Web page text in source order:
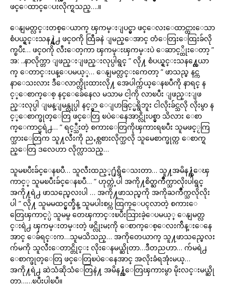
ဖင္ေထာင္ေပးလိုက္ရသည္….။
ေနျမတ္လင္းတစ္ေယာက္ ၾကမ္းျပင္မွာ ဖင္ေလးေထာင္ထားေသာ
စံပယ္ရွင္းသန႔္ရဲ႕ ဖင္ဝကို ထြီခနဲ ျမည္ေအာင္ တံေတြးေထြးခ်လို
က္ၿပီး… ဖင္ဝကို လီးေတ့ကာ ၾကမ္းၾကမ္းပဲ ေဆာင့္ထိုးေတာ့ ”
အ: ..နာလိုက္တာ ျဖည္းျဖည္းလုပ္ပါရွင္ ” လို႔ စံပယ္ရွင္းသန႔္တေယာ
က္ ေတာင္းပန္ေပမယ့္… ေနျမတ္လင္းကေတာ့ ” ဖာသည္မ နင္က
နာေသးလား ဒီေလာက္လိုးထားလို႔ အေပါက္က်ယ္ေနၿပီကို နာရင္ န
င့္ေစာက္ေစ့ နင္ေခ်ေနေလ မသာမ ငါ့ကို လာၿပီး ျဖည္းျဖ
ည္းလုပ္ပါ ျမန္ျမန္လုပ္ပါ နင့္မွာ ေျပာခြင့္မရွိဘူး ငါလိုးခ်င္သလို လိုးမွာ န
င့္ေစာက္ဖုတ္ေတြ ဖင္ေတြ ၿပဲေနေအာင္လိုးပစ္မွာ သိလား ေစာ
က္ေကာင္မရဲ႕… ” ရင့္သီးတဲ့ စကားေတြကိုၾကားရၿပီး သူမဖင္ႂကြ
က္သားေတြက သူ႔လီးကို ညႇစ္ကစားလိုက္သလို သူမေစာက္ဖုတ္က ေစာက္ရ
ည္ေတြ ဒလေဟာ လိုက္လာသည္…
သူမၿပီးခ်င္ေနၿပီ… သူလီးထည့္႐ုံရွိေသးတာ… သူ႔အမိန႔္သံေၾ
ကာင့္ သူမၿပီးခ်င္ေနၿပီ… ” ဟုတ္ကဲ့ပါ အကို႔စိတ္ႀကိဳက္သာလိုးပါရွင္
အကို႔ရဲ႕ ဖာသည္မေလးပါ … အကို႔ဖာသည္မကို အကိုႀကိဳက္သလိုလိုး
ပါ ” လို႔ သူမမထင္မွတ္ခ်ိန္ သူမပါးစပ္က ထြက္ေပၚလာတဲ့ စကားေ
တြေၾကာင့္ပဲ သူမမွ တေၾကာင္းၿပီးသြားခဲ့ေပမယ့္ ေနျမတ္လ
င္းရဲ႕ ၾကမ္းတမ္းတဲ့ ဖင္လိုးမႈကို ေစာက္ေစ့ေလးက်ိန္းေနေ
အာင္ ေခ်ရင္းက…သူမသိသည္… အကိုတေယာက္ သူ႔ဖာသည္မေလး
က်မကို သူလီးေတာင္တိုင္း လိုးေနမယ္ဆိုတာ…ဒီတညဟာ… က်မရဲ႕
ေစာက္ဖုတ္ေတြ ဖင္ေတြၿပဲေနေအာင္ အလိုးခံရအုံးမယ္…
အကို႔ရဲ႕ ဆဲသံဆိုသံေတြနဲ႔ အမိန႔္သံေတြၾကားမွာ မိုးလင္းမယ္ဆို
တာ……ၿပီးပါၿပီ။